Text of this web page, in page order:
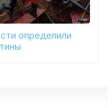
определили